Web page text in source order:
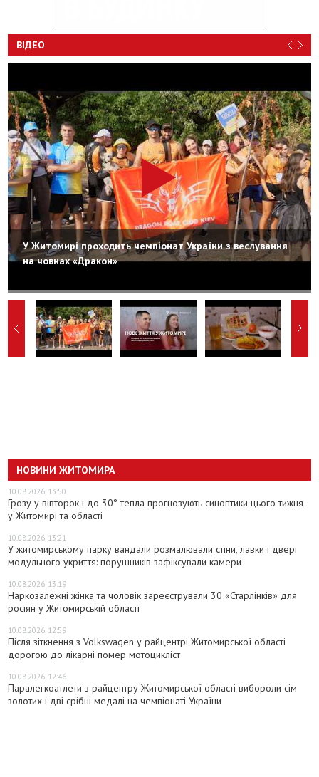
ВІДЕО
У Житомирі проходить чемпіонат України з веслування
на човнах «Дракон»
НОВИНИ ЖИТОМИРА
10.08.2026, 13:50
Грозу у вівторок і до 30° тепла прогнозують синоптики цього тижня
у Житомирі та області
10.08.2026, 13:21
У житомирському парку вандали розмалювали стіни, лавки і двері
модульного укриття: порушників зафіксували камери
10.08.2026, 13:19
Наркозалежні жінка та чоловік зареєстрували 30 «Старлінків» для
росіян у Житомирській області
10.08.2026, 12:59
Після зіткнення з Volkswagen у райцентрі Житомирської області
дорогою до лікарні помер мотоцикліст
10.08.2026, 12:46
Паралегкоатлети з райцентру Житомирської області вибороли сім
золотих і дві срібні медалі на чемпіонаті України